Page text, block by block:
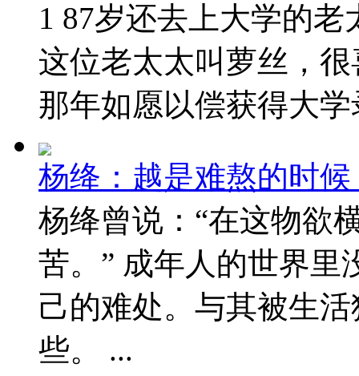
1 87岁还去上大学的
这位老太太叫萝丝，
那年如愿以偿获得大
杨绛：越是难熬的时
杨绛曾说：“在这物欲
苦。” 成年人的世界里
己的难处。与其被生
些。 ...